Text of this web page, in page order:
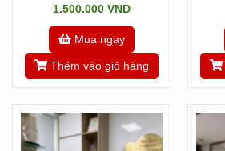
1.500.000 VND
Mua ngay
Thêm vào giỏ hàng